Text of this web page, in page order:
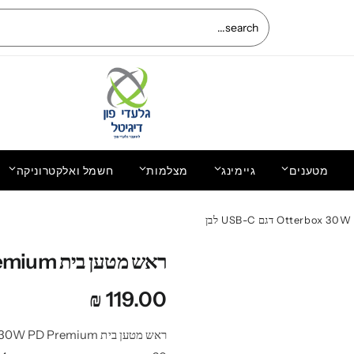
מטענים גיימינג מצלמות חשמל ואלקטרוניקה
ראש מטען בית Otterbox 30W PD Premium דגם USB-C לבן
₪119.00